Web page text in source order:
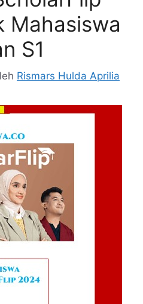
Mahasiswa
S1
Rismars Hulda Aprilia